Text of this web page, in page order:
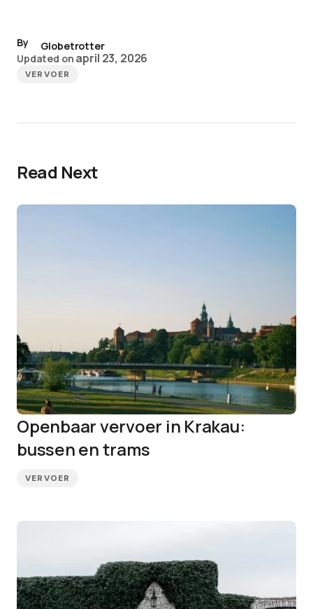
By
Globetrotter
Updated on april 23, 2026
VERVOER
Read Next
Openbaar vervoer in Krakau:
bussen en trams
VERVOER